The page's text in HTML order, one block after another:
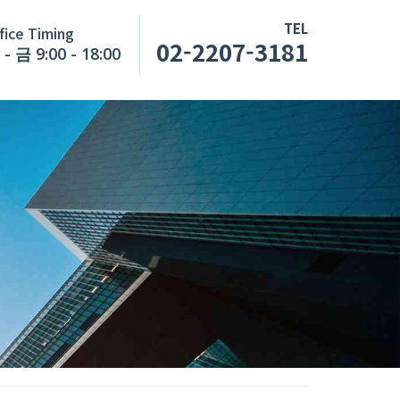
Timing
- 금 9:00 - 18:00
TEL
02-2207-3181